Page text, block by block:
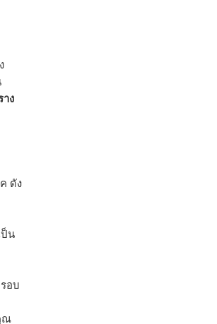
ง
ดัง
ป็น
อบ
ณ